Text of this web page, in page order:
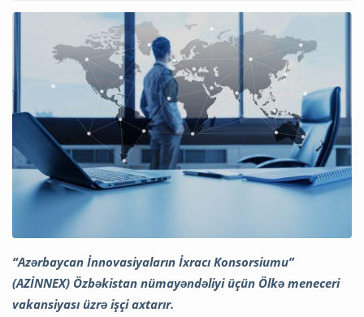
“Azərbaycan İnnovasiyaların İxracı Konsorsiumu”
(AZİNNEX) Özbəkistan nümayəndəliyi üçün Ölkə meneceri
vakansiyası üzrə işçi axtarır.